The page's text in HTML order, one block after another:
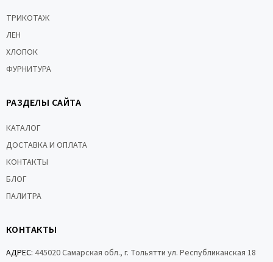
ТРИКОТАЖ
ЛЕН
ХЛОПОК
ФУРНИТУРА
РАЗДЕЛЫ САЙТА
КАТАЛОГ
ДОСТАВКА И ОПЛАТА
КОНТАКТЫ
БЛОГ
ПАЛИТРА
КОНТАКТЫ
АДРЕС: 445020 Самарская обл., г. Тольятти ул. Республиканская 18